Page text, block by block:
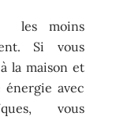
les moins
Si vous
la maison et
avec
vous